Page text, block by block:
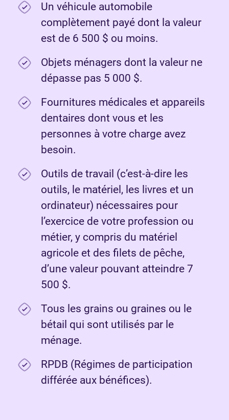
Un véhicule automobile
complètement payé dont la valeur
est de 6 500 $ ou moins.
Objets ménagers dont la valeur ne
dépasse pas 5 000 $.
Fournitures médicales et appareils
dentaires dont vous et les
personnes à votre charge avez
besoin.
Outils de travail (c’est-à-dire les
outils, le matériel, les livres et un
ordinateur) nécessaires pour
l’exercice de votre profession ou
métier, y compris du matériel
agricole et des filets de pêche,
d’une valeur pouvant atteindre 7
500 $.
Tous les grains ou graines ou le
bétail qui sont utilisés par le
ménage.
RPDB (Régimes de participation
différée aux bénéfices).